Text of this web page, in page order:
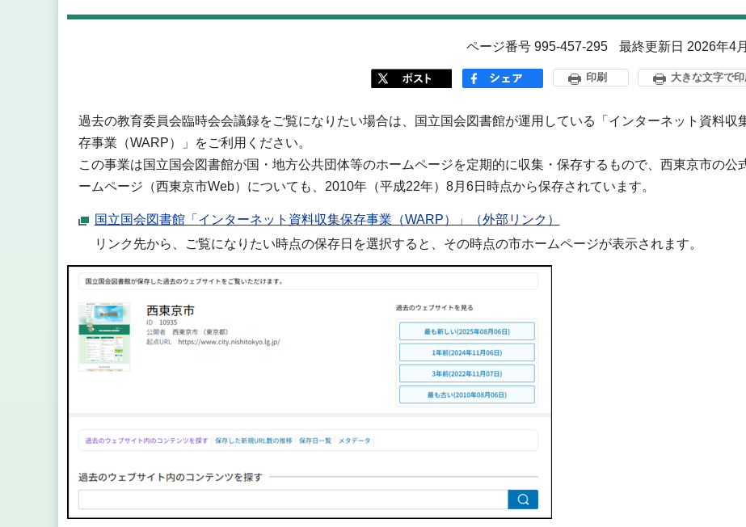
ページ番号 995-457-295 最終更新日 2026年4
印刷 大きな文字で印
過去の教育委員会臨時会会議録をご覧になりたい場合は、国立国会図書館が運用している「インターネット資料収
存事業（WARP）」をご利用ください。
この事業は国立国会図書館が国・地方公共団体等のホームページを定期的に収集・保存するもので、西東京市の公
ームページ（西東京市Web）についても、2010年（平成22年）8月6日時点から保存されています。
国立国会図書館「インターネット資料収集保存事業（WARP）」（外部リンク）
リンク先から、ご覧になりたい時点の保存日を選択すると、その時点の市ホームページが表示されます。